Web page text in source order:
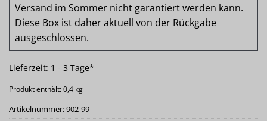
Versand im Sommer nicht garantiert werden kann.
Diese Box ist daher aktuell von der Rückgabe
ausgeschlossen.
Lieferzeit: 1 - 3 Tage*
Produkt enthält: 0,4 kg
Artikelnummer:902-99